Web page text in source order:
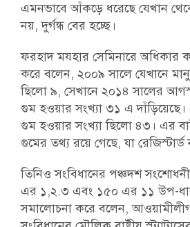
এমনভাবে আঁকড়ে ধরেছে যেখান
নয়, দুর্গন্ধ বের হচ্ছে।
ফরহাদ মযহার সেমিনারে অধিকার
করে বলেন, ২০০৯ সালে যেখানে
ছিলো ৯, সেখানে ২০১৪ সালের আগস্ট
গুম হওয়ার সংখ্যা ৩১ এ
গুম হওয়ার সংখ্যা ছিলো ৪৩। এর
গুমের তথ্য রয়ে গেছে, যা রেজিস্টার্ড
তিনিও সংবিধানের পঞ্চদশ
এর ১,২.৩ এবং ১৫০ এর ১১ উপ-
সমালোচনা করে বলেন,